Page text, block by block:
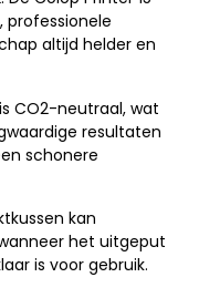
altijd helder en
CO2-neutraal, wat
resultaten
schonere
kan
het uitgeput
is voor gebruik.